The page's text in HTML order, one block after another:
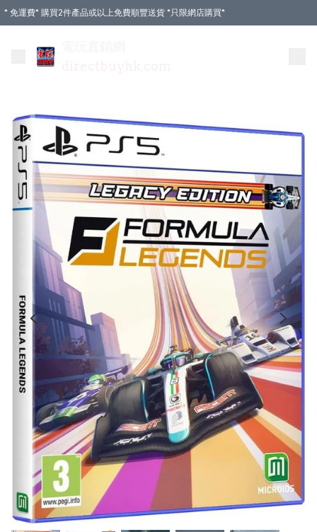
* 免運費* 購買2件產品或以上免費順豐送貨 *只限網店購買*